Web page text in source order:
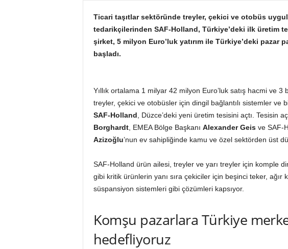
Ticari taşıtlar sektöründe treyler, çekici ve otobüs
tedarikçilerinden SAF-Holland, Türkiye’deki ilk üretim
şirket, 5 milyon Euro’luk yatırım ile Türkiye’deki pazar
başladı.
Yıllık ortalama 1 milyar 42 milyon Euro’luk satış hacmi ve 3
treyler, çekici ve otobüsler için dingil bağlantılı sistemler ve
SAF-Holland , Düzce’deki yeni üretim tesisini açtı. Tesisin
Borghardt, EMEA Bölge Başkanı Alexander Geisve SAF-
Azizoğlu’nun ev sahipliğinde kamu ve özel sektörden üst
SAF-Holland ürün ailesi, treyler ve yarı treyler için komple
gibi kritik ürünlerin yanı sıra çekiciler için beşinci teker, ağır
süspansiyon sistemleri gibi çözümleri kapsıyor.
Komşu pazarlara Türkiye
hedefliyoruz